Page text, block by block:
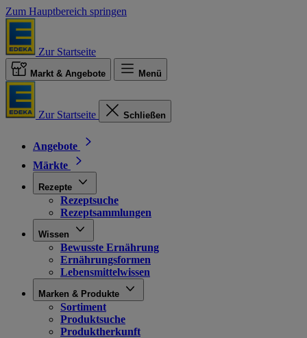
Zum Hauptbereich springen
Zur Startseite
Markt & Angebote Menü
Zur Startseite Schließen
Angebote
Märkte
Rezepte
Rezeptsuche
Rezeptsammlungen
Wissen
Bewusste Ernährung
Ernährungsformen
Lebensmittelwissen
Marken & Produkte
Sortiment
Produktsuche
Produktherkunft